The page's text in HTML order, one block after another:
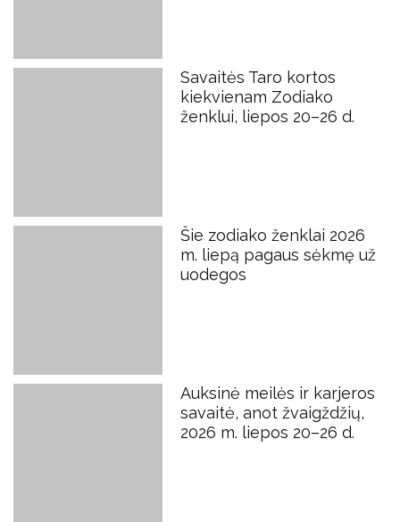
Savaitės Taro kortos
kiekvienam Zodiako
ženklui, liepos 20–26 d.
Šie zodiako ženklai 2026
m. liepą pagaus sėkmę už
uodegos
Auksinė meilės ir karjeros
savaitė, anot žvaigždžių,
2026 m. liepos 20–26 d.